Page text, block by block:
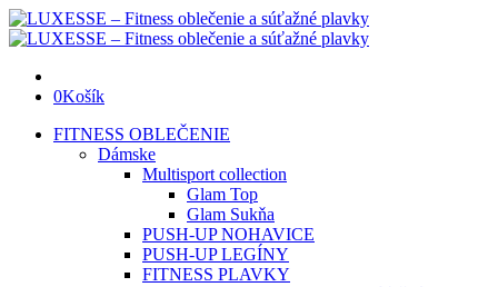
0Košík
FITNESS OBLEČENIE
Dámske
Multisport collection
Glam Top
Glam Sukňa
PUSH-UP NOHAVICE
PUSH-UP LEGÍNY
FITNESS PLAVKY